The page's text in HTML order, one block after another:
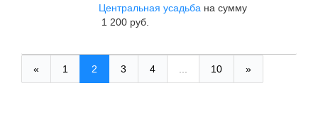
Центральная усадьба на сумму
1 200 руб.
« 1 2 3 4 10 »